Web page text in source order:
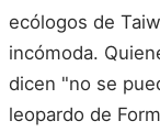
ecólogos de
incómoda.
dicen "no se
leopardo de